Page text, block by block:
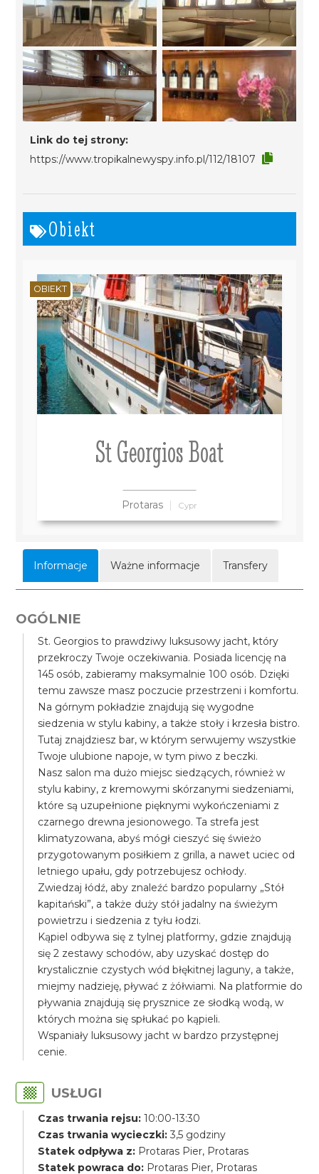
Link do tej strony:
https://www.tropikalnewyspy.info.pl/112/18107
Obiekt
St Georgios Boat
Protaras Cypr
OBIEKT
Informacje Ważne informacje Transfery
OGÓLNIE
St. Georgios to prawdziwy luksusowy jacht, który
przekroczy Twoje oczekiwania. Posiada licencję na
145 osób, zabieramy maksymalnie 100 osób. Dzięki
temu zawsze masz poczucie przestrzeni i komfortu.
Na górnym pokładzie znajdują się wygodne
siedzenia w stylu kabiny, a także stoły i krzesła bistro.
Tutaj znajdziesz bar, w którym serwujemy wszystkie
Twoje ulubione napoje, w tym piwo z beczki.
Nasz salon ma dużo miejsc siedzących, również w
stylu kabiny, z kremowymi skórzanymi siedzeniami,
które są uzupełnione pięknymi wykończeniami z
czarnego drewna jesionowego. Ta strefa jest
klimatyzowana, abyś mógł cieszyć się świeżo
przygotowanym posiłkiem z grilla, a nawet uciec od
letniego upału, gdy potrzebujesz ochłody.
Zwiedzaj łódź, aby znaleźć bardzo popularny „Stół
kapitański”, a także duży stół jadalny na świeżym
powietrzu i siedzenia z tyłu łodzi.
Kąpiel odbywa się z tylnej platformy, gdzie znajdują
się 2 zestawy schodów, aby uzyskać dostęp do
krystalicznie czystych wód błękitnej laguny, a także,
miejmy nadzieję, pływać z żółwiami. Na platformie do
pływania znajdują się prysznice ze słodką wodą, w
których można się spłukać po kąpieli.
Wspaniały luksusowy jacht w bardzo przystępnej
cenie.
USŁUGI
Czas trwania rejsu: 10:00-13:30
Czas trwania wycieczki: 3,5 godziny
Statek odpływa z: Protaras Pier, Protaras
Statek powraca do: Protaras Pier, Protaras